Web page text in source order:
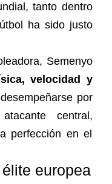
tanto dentro
ha sido justo
Semenyo
velocidad y
por
central,
perfección en el
europea